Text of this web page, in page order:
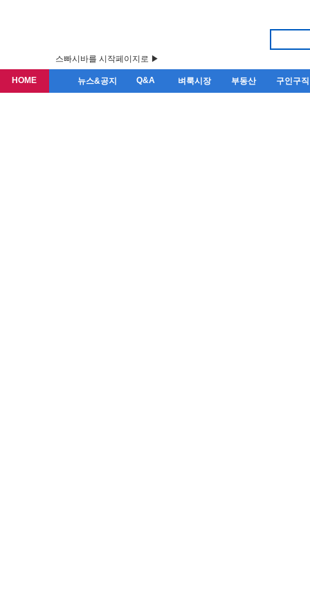
스빠시바를 시작페이지로 ▶
HOME 뉴스&공지 Q&A 벼룩시장 부동산 구인구직